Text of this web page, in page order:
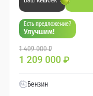
Есть предложение?
Улучшим!
1 409 000 ₽
1 209 000 ₽
Бензин